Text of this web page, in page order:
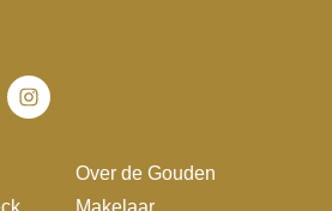
Over de Gouden
Makelaar